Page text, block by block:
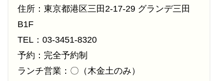
住所：東京都港区三田2-17-29 グランデ三田
B1F
TEL：03-3451-8320
予約：完全予約制
ランチ営業：〇（木金土のみ）